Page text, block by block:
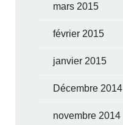
mars 2015
février 2015
janvier 2015
Décembre 2014
novembre 2014